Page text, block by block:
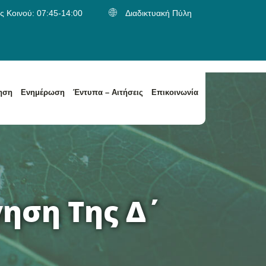
Κοινού: 07:45-14:00 Διαδικτυακή Πύλη
Ενημέρωση Έντυπα – Αιτήσεις Επικοινωνία
Της Δ΄